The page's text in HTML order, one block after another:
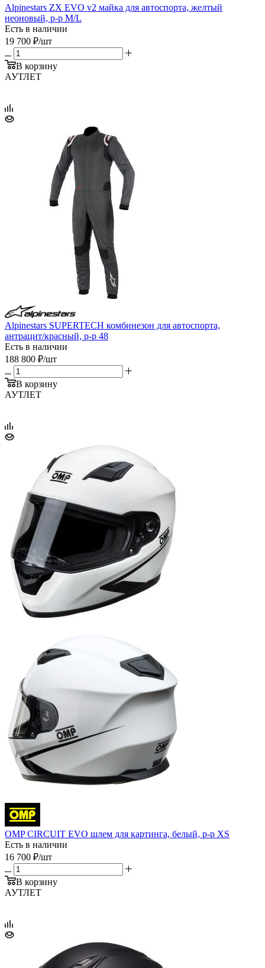
Alpinestars ZX EVO v2 майка для автоспорта, желтый
неоновый, р-р M/L
Есть в наличии
19 700 ₽/шт
В корзину
АУТЛЕТ
Alpinestars SUPERTECH комбинезон для автоспорта,
антрацит/красный, р-р 48
Есть в наличии
188 800 ₽/шт
В корзину
АУТЛЕТ
OMP CIRCUIT EVO шлем для картинга, белый, р-р XS
Есть в наличии
16 700 ₽/шт
В корзину
АУТЛЕТ